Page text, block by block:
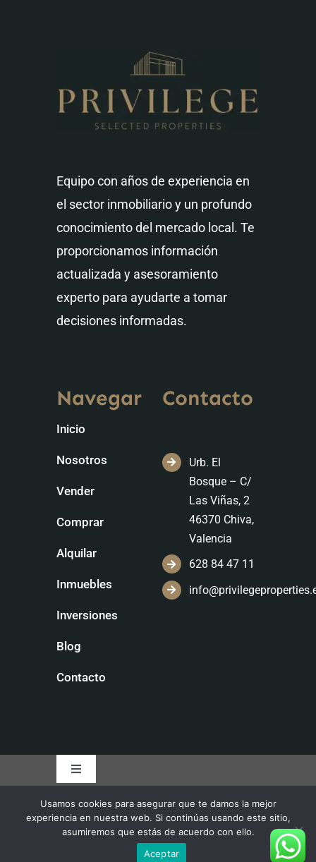
Equipo con años de experiencia en
el sector inmobiliario y un profundo
conocimiento del mercado local. Te
proporcionamos información
actualizada y asesoramiento
experto para ayudarte a tomar
decisiones informadas.
Navegar
Inicio
Nosotros
Vender
Comprar
Alquilar
Inmuebles
Inversiones
Blog
Contacto
Contacto
Urb. El
Bosque – C/
Las Viñas, 2
46370 Chiva,
Valencia
628 84 47 11
Toggle
Navigation
Política de privacidad
Usamos cookies para asegurar que te damos la mejor
experiencia en nuestra web. Si continúas usando este sitio,
asumiremos que estás de acuerdo con ello.
Aceptar